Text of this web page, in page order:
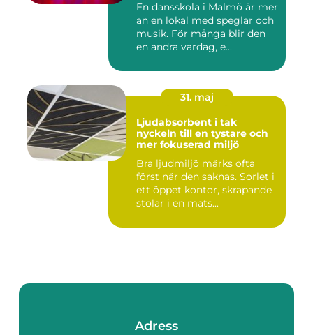
En dansskola i Malmö är mer
än en lokal med speglar och
musik. För många blir den
en andra vardag, e...
31. maj
Ljudabsorbent i tak
nyckeln till en tystare och
mer fokuserad miljö
Bra ljudmiljö märks ofta
först när den saknas. Sorlet i
ett öppet kontor, skrapande
stolar i en mats...
Adress